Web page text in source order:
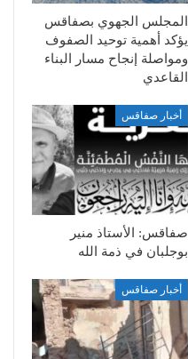
المجلس الجهوي بصفاقس
يؤكد أهمية توحيد الصفوف
ومواصلة إنجاح مسار البناء
القاعدي
أخبار صفاقس
صفاقس: الأستاذ منير
بوجلبان في ذمة الله
أخبار صفاقس